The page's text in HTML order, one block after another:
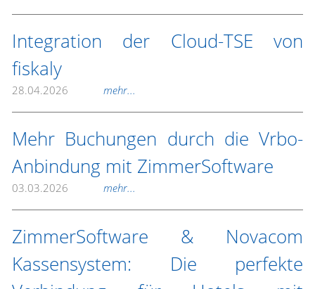
Integration der Cloud-TSE von
fiskaly
28.04.2026 mehr...
Mehr Buchungen durch die Vrbo-
Anbindung mit ZimmerSoftware
03.03.2026 mehr...
ZimmerSoftware & Novacom
Kassensystem: Die perfekte